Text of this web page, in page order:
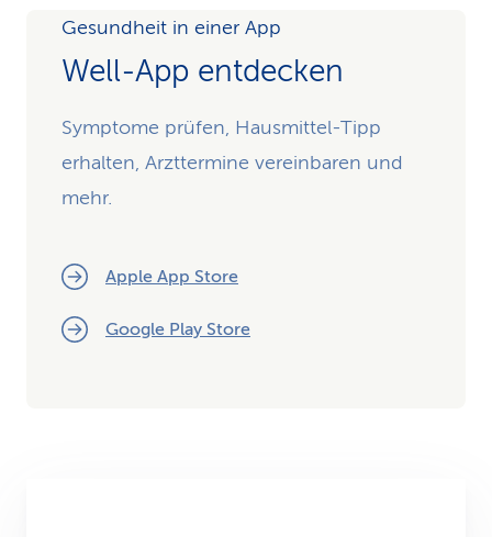
Gesundheit in einer App
Well-App entdecken
Symptome prüfen, Hausmittel-Tipp
erhalten, Arzttermine vereinbaren und
mehr.
Apple App Store
Google Play Store